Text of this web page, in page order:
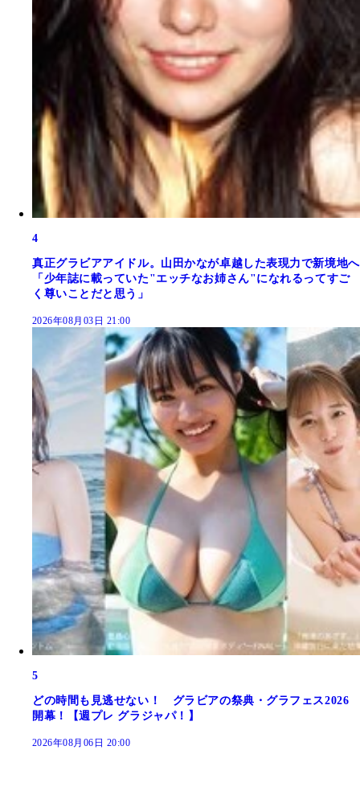
4
真正グラビアアイドル。山田かなが卓越した表現力で新境地へ
「少年誌に載っていた"エッチなお姉さん"になれるってすご
く尊いことだと思う」
2026年08月03日 21:00
5
どの時間も見逃せない！ グラビアの祭典・グラフェス2026
開幕！【週プレ グラジャパ！】
2026年08月06日 20:00